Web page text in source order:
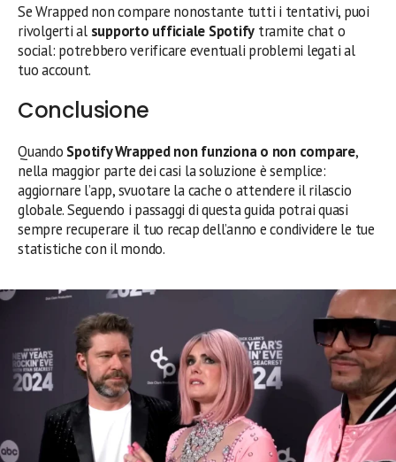
Se Wrapped non compare nonostante tutti i tentativi, puoi
rivolgerti al supporto ufficiale Spotify tramite chat o
social: potrebbero verificare eventuali problemi legati al
tuo account.
Conclusione
Quando Spotify Wrapped non funziona o non compare,
nella maggior parte dei casi la soluzione è semplice:
aggiornare l’app, svuotare la cache o attendere il rilascio
globale. Seguendo i passaggi di questa guida potrai quasi
sempre recuperare il tuo recap dell’anno e condividere le tue
statistiche con il mondo.